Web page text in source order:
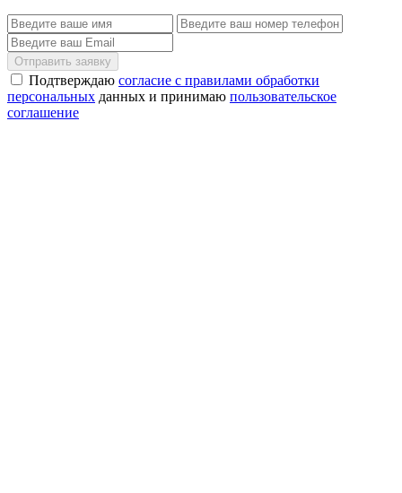
Отправить заявку
Подтверждаю согласие с правилами обработки
персональных данных и принимаю пользовательское
соглашение